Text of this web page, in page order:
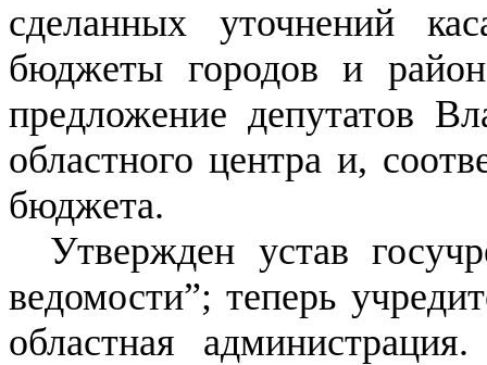
сделанных уточнений
бюджеты городов и
предложение депутатов
областного центра и,
бюджета.
Утвержден устав
ведомости”; теперь
областная